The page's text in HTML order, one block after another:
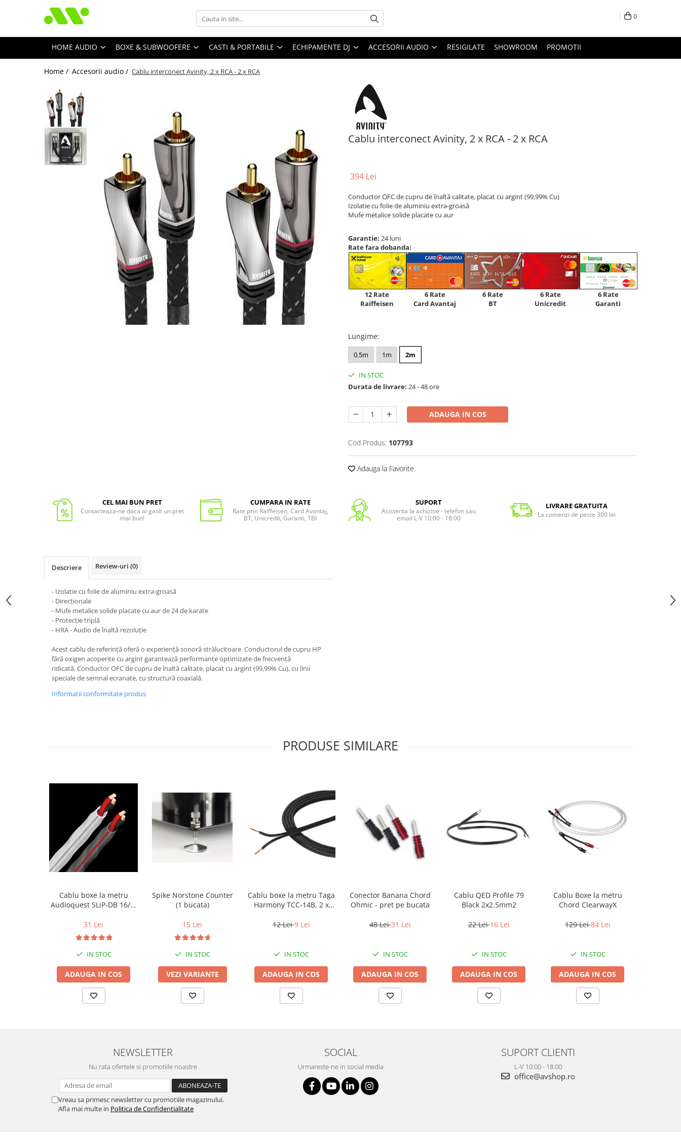
0
HOME AUDIO BOXE & SUBWOOFERE CASTI & PORTABILE ECHIPAMENTE DJ ACCESORII AUDIO RESIGILATE SHOWROOM PROMOTII
Home / Accesorii audio / Cablu interconect Avinity, 2 x RCA - 2 x RCA
Cablu interconect Avinity, 2 x RCA - 2 x RCA
394 Lei
Conductor OFC de cupru de înaltă calitate, placat cu argint (99,99% Cu)
Izolatie cu folie de aluminiu extra-groasă
Mufe metalice solide placate cu aur
Garantie: 24 luni
Rate fara dobanda:
12 Rate
Raiffeisen
6 Rate
Card Avantaj
6 Rate
BT
6 Rate
Unicredit
6 Rate
Garanti
Lungime:
0.5m 1m 2m
IN STOC
Durata de livrare: 24 - 48 ore
ADAUGA IN COS
Cod Produs: 107793
Adauga la Favorite
CEL MAI BUN PRET
Contacteaza-ne daca ai gasit un pret
mai bun!
CUMPARA IN RATE
Rate prin Raiffeisen, Card Avantaj,
BT, Unicredit, Garanti, TBI
SUPORT
Asistenta la achizitie - telefon sau
email L-V 10:00 - 18:00
LIVRARE GRATUITA
La comenzi de peste 300 lei
Descriere Review-uri (0)
- Izolatie cu folie de aluminiu extra-groasă
- Direcționale
- Mufe metalice solide placate cu aur de 24 de karate
- Protecție triplă
- HRA - Audio de înaltă rezoluție
Acest cablu de referință oferă o experiență sonoră strălucitoare. Conductorul de cupru HP
fără oxigen acoperite cu argint garantează performanțe optimizate de frecvență
ridicată. Conductor OFC de cupru de înaltă calitate, placat cu argint (99,99% Cu), cu linii
speciale de semnal ecranate, cu structură coaxială.
Informatii conformitate produs
PRODUSE SIMILARE
Cablu boxe la metru
Audioquest SLiP-DB 16/2,
31 Lei
IN STOC
ADAUGA IN COS
Spike Norstone Counter
(1 bucata)
15 Lei
IN STOC
VEZI VARIANTE
Cablu boxe la metru Taga
Harmony TCC-14B, 2 x
12 Lei9 Lei
IN STOC
ADAUGA IN COS
Conector Banana Chord
Ohmic - pret pe bucata
48 Lei31 Lei
IN STOC
ADAUGA IN COS
Cablu QED Profile 79
Black 2x2.5mm2
22 Lei16 Lei
IN STOC
ADAUGA IN COS
Cablu Boxe la metru
Chord ClearwayX
129 Lei84 Lei
IN STOC
ADAUGA IN COS
NEWSLETTER
Nu rata ofertele si promotiile noastre
Vreau sa primesc newsletter cu promotiile magazinului.
Afla mai multe in Politica de Confidentialitate
SOCIAL
Urmareste-ne in social media
SUPORT CLIENTI
L-V 10:00 - 18:00
office@avshop.ro